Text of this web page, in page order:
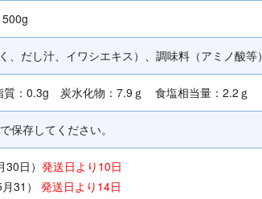
500g
だし汁、イワシエキス）、調味料（アミノ酸等）
：0.3g 炭水化物：7.9ｇ 食塩相当量：2.2ｇ
存してください。
日） 発送日より10日
31）
発送日より14日